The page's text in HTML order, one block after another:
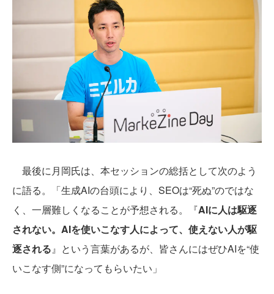
最後に月岡氏は、本セッションの総括として次のよう
に語る。「生成AIの台頭により、SEOは“死ぬ”のではな
く、一層難しくなることが予想される。『AIに人は駆逐
されない。AIを使いこなす人によって、使えない人が駆
逐される 』という言葉があるが、皆さんにはぜひAIを“使
いこなす側”になってもらいたい」